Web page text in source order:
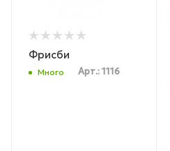
Фрисби
Много Арт.: 1116